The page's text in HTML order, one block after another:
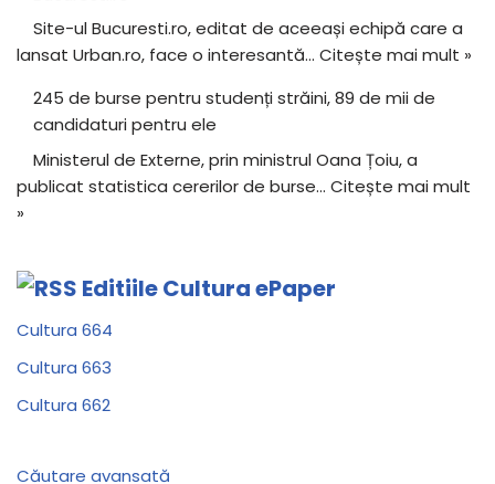
Site-ul Bucuresti.ro, editat de aceeași echipă care a
lansat Urban.ro, face o interesantă… Citește mai mult »
245 de burse pentru studenți străini, 89 de mii de
candidaturi pentru ele
Ministerul de Externe, prin ministrul Oana Țoiu, a
publicat statistica cererilor de burse… Citește mai mult
»
Editiile Cultura ePaper
Cultura 664
Cultura 663
Cultura 662
Căutare avansată